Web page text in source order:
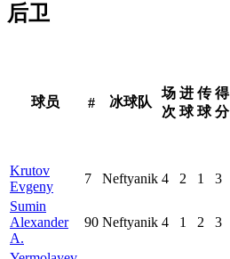
后卫
球员 # 冰球队
场
次
进
球
传
球
得
分
Krutov
Evgeny
7 Neftyanik 4 2 1 3
Sumin
Alexander
A.
90 Neftyanik 4 1 2 3